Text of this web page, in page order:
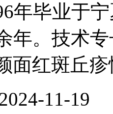
年毕业于
年。技术
面红斑丘
11-19